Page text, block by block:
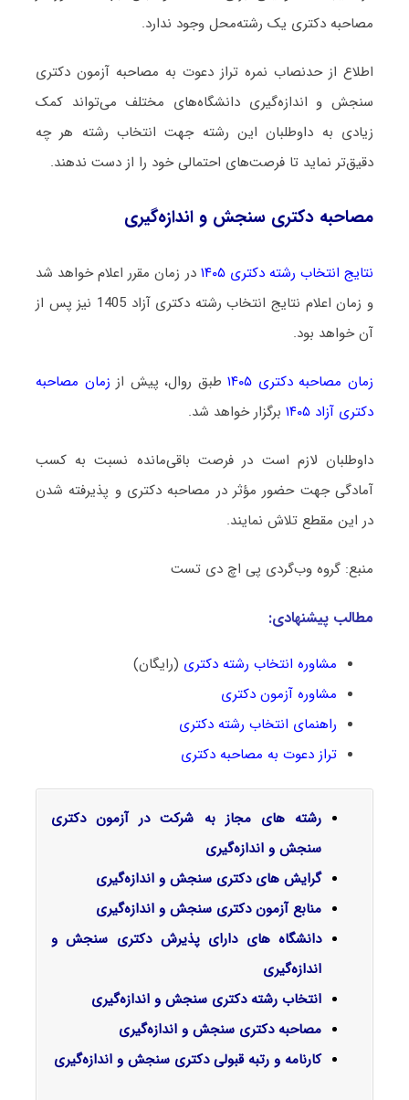
مصاحبه دکتری یک رشته‌محل وجود ندارد.
اطلاع از حدنصاب نمره تراز دعوت به مصاحبه آزمون دکتری
سنجش و اندازه‌گیری دانشگاه‌های مختلف می‌تواند کمک
زیادی به داوطلبان این رشته جهت انتخاب رشته هر چه
دقیق‌تر نماید تا فرصت‌های احتمالی خود را از دست ندهند.
مصاحبه دکتری سنجش و اندازه‌گیری
نتایج انتخاب رشته دکتری ۱۴۰۵
در زمان مقرر اعلام خواهد شد
و زمان اعلام نتایج انتخاب رشته دکتری آزاد 1405 نیز پس از
آن خواهد بود.
زمان مصاحبه دکتری ۱۴۰۵ طبق روال، پیش از زمان مصاحبه
دکتری آزاد ۱۴۰۵
برگزار خواهد شد.
داوطلبان لازم است در فرصت باقی‌مانده نسبت به کسب
آمادگی جهت حضور مؤثر در مصاحبه دکتری و پذیرفته شدن
در این مقطع تلاش نمایند.
منبع: گروه وب‌گردی پی اچ دی تست
مطالب پیشنهادی:
مشاوره انتخاب رشته دکتری (رایگان)
مشاوره آزمون دکتری
راهنمای انتخاب رشته دکتری
تراز دعوت به مصاحبه دکتری
رشته های مجاز به شرکت در آزمون دکتری
سنجش و اندازه‌گیری
گرایش‌ های دکتری سنجش و اندازه‌گیری
منابع آزمون دکتری سنجش و اندازه‌گیری
دانشگاه های دارای پذیرش دکتری سنجش و
اندازه‌گیری
انتخاب رشته دکتری سنجش و اندازه‌گیری
مصاحبه دکتری سنجش و اندازه‌گیری
کارنامه و رتبه قبولی دکتری سنجش و اندازه‌گیری